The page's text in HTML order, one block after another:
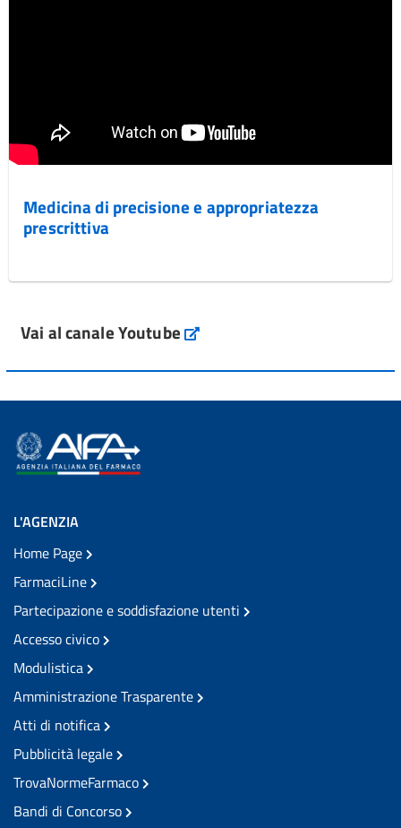
Medicina di precisione e appropriatezza
prescrittiva
Vai al canale Youtube
L'AGENZIA
Home Page
FarmaciLine
Partecipazione e soddisfazione utenti
Accesso civico
Modulistica
Amministrazione Trasparente
Atti di notifica
Pubblicità legale
TrovaNormeFarmaco
Bandi di Concorso